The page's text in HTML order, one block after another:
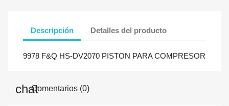
Descripción Detalles del producto
9978 F&Q HS-DV2070 PISTON PARA COMPRESOR
Comentarios (0)